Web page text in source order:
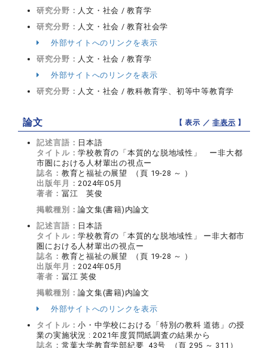
研究分野： 人文・社会 / 教育学
研究分野： 人文・社会 / 教育社会学
外部サイトへのリンクを表示
研究分野： 人文・社会 / 教育学
外部サイトへのリンクを表示
研究分野： 人文・社会 / 教科教育学、初等中等教育学
論文 【 表示 ／非表示 】
記述言語： 日本語
タイトル：学校教育の「本質的な脱地域性」 ー非大都
市圏における人材輩出の視点ー
誌名： 教育と福祉の展望 （頁 19-28 ～ ）
出版年月：2024年05月
著者： 冨江 英俊
掲載種別：論文集(書籍)内論文
記述言語： 日本語
タイトル：学校教育の「本質的な脱地域性」 ー非大都市
圏における人材輩出の視点ー
誌名： 教育と福祉の展望 （頁 19-28 ～ ）
出版年月：2024年05月
著者： 冨江 英俊
掲載種別：論文集(書籍)内論文
外部サイトへのリンクを表示
タイトル：小・中学校における「特別の教科 道徳」の授
業の実施状況 : 2021年度質問紙調査の結果から
誌名： 常葉大学教育学部紀要 43号 （頁 295 ～ 311）